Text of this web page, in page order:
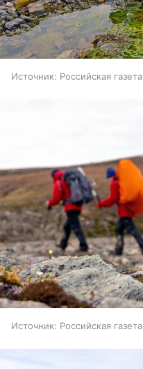
Источник: Российская газета
Источник: Российская газета